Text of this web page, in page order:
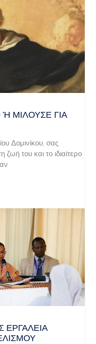
ΓΙΑ ΤΟ
Δομινίκου, σας
του και το ιδιαίτερο